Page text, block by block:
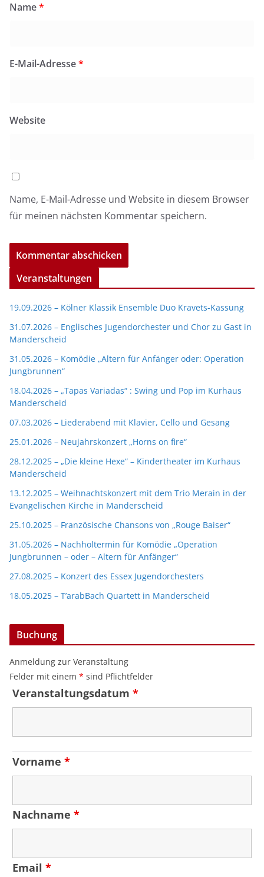
Name*
E-Mail-Adresse*
Website
Name, E-Mail-Adresse und Website in diesem Browser
für meinen nächsten Kommentar speichern.
Veranstaltungen
19.09.2026 – Kölner Klassik Ensemble Duo Kravets-Kassung
31.07.2026 – Englisches Jugendorchester und Chor zu Gast in
Manderscheid
31.05.2026 – Komödie „Altern für Anfänger oder: Operation
Jungbrunnen“
18.04.2026 – „Tapas Variadas“ : Swing und Pop im Kurhaus
Manderscheid
07.03.2026 – Liederabend mit Klavier, Cello und Gesang
25.01.2026 – Neujahrskonzert „Horns on fire“
28.12.2025 – „Die kleine Hexe“ – Kindertheater im Kurhaus
Manderscheid
13.12.2025 – Weihnachtskonzert mit dem Trio Merain in der
Evangelischen Kirche in Manderscheid
25.10.2025 – Französische Chansons von „Rouge Baiser“
31.05.2026 – Nachholtermin für Komödie „Operation
Jungbrunnen – oder – Altern für Anfänger“
27.08.2025 – Konzert des Essex Jugendorchesters
18.05.2025 – T’arabBach Quartett in Manderscheid
Buchung
Anmeldung zur Veranstaltung
Felder mit einem * sind Pflichtfelder
Veranstaltungsdatum *
Vorname *
Nachname *
Email *